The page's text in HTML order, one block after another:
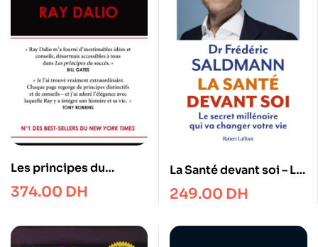
Les principes du
succès
374.00 DH
La Santé devant soi – Le
Secret millénaire qui va
changer votre vie
249.00 DH